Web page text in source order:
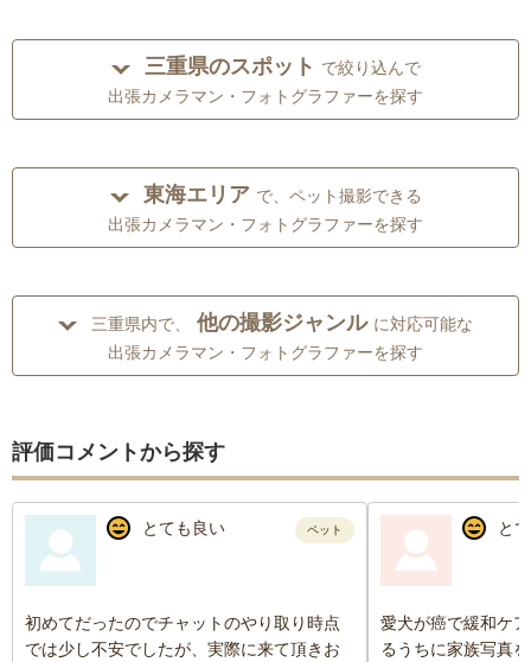
三重県のスポット で絞り込んで
出張カメラマン・フォトグラファーを探す
東海エリア で、ペット撮影できる
出張カメラマン・フォトグラファーを探す
三重県内で、 他の撮影ジャンル に対応可能な
出張カメラマン・フォトグラファーを探す
評価コメントから探す
とても良い ペット
初めてだったのでチャットのやり取り時点
では少し不安でしたが、実際に来て頂きお
と
愛犬が癌で緩和ケ
るうちに家族写真